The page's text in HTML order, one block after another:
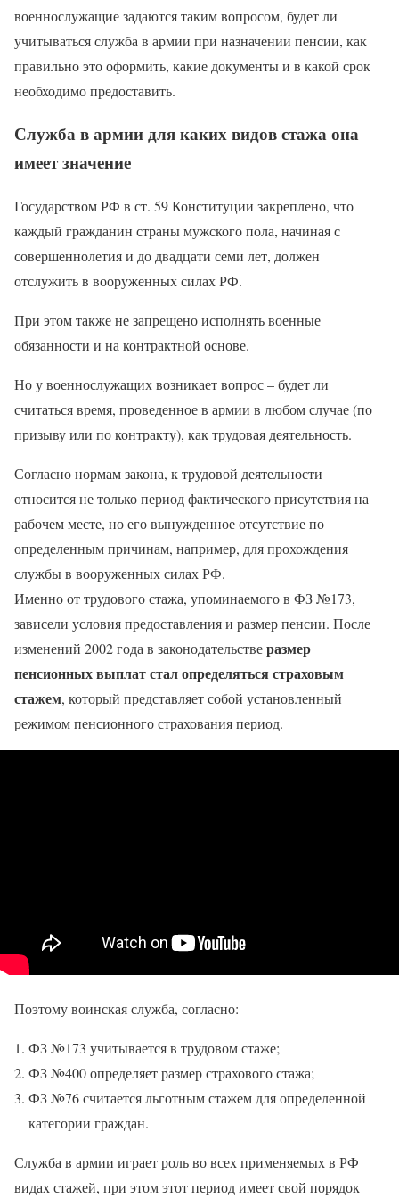
военнослужащие задаются таким вопросом, будет ли
учитываться служба в армии при назначении пенсии, как
правильно это оформить, какие документы и в какой срок
необходимо предоставить.
Служба в армии для каких видов стажа она
имеет значение
Государством РФ в ст. 59 Конституции закреплено, что
каждый гражданин страны мужского пола, начиная с
совершеннолетия и до двадцати семи лет, должен
отслужить в вооруженных силах РФ.
При этом также не запрещено исполнять военные
обязанности и на контрактной основе.
Но у военнослужащих возникает вопрос – будет ли
считаться время, проведенное в армии в любом случае (по
призыву или по контракту), как трудовая деятельность.
Согласно нормам закона, к трудовой деятельности
относится не только период фактического присутствия на
рабочем месте, но его вынужденное отсутствие по
определенным причинам, например, для прохождения
службы в вооруженных силах РФ.
Именно от трудового стажа, упоминаемого в ФЗ №173,
зависели условия предоставления и размер пенсии. После
изменений 2002 года в законодательстверазмер
пенсионных выплат стал определяться страховым
стажем, который представляет собой установленный
режимом пенсионного страхования период.
Поэтому воинская служба, согласно:
ФЗ №173 учитывается в трудовом стаже;
ФЗ №400 определяет размер страхового стажа;
ФЗ №76 считается льготным стажем для определенной
категории граждан.
Служба в армии играет роль во всех применяемых в РФ
видах стажей, при этом этот период имеет свой порядок